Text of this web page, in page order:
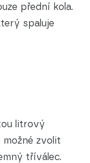
přední kola.
spaluje
litrový
možné zvolit
tříválec.